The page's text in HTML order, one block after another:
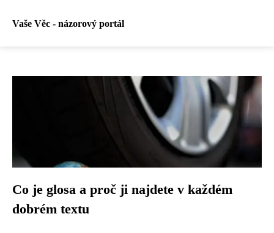
Vaše Věc - názorový portál
Co je glosa a proč ji najdete v každém
dobrém textu